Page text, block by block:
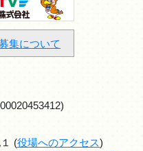
集について
(役場へのアクセス)